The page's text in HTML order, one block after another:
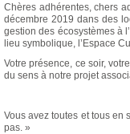
Chères adhérentes, chers
décembre 2019 dans des
gestion des écosystèmes à
lieu symbolique, l’Espace
Votre présence, ce soir,
du sens à notre projet
Vous avez toutes et tous en
pas. »